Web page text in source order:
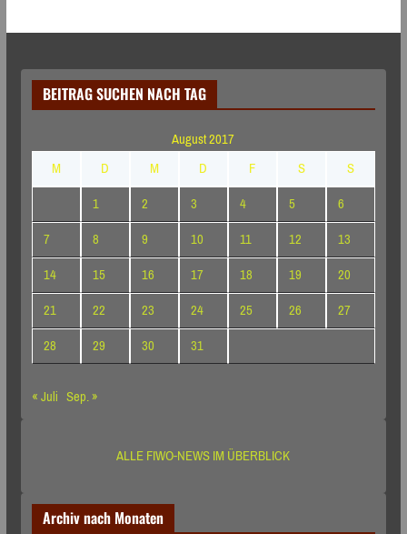
BEITRAG SUCHEN NACH TAG
August 2017
M
D M D F S
S
1
2 3 4 5
6
7
8 9 10 11 12
13
14
15 16 17 18 19
20
21
22 23 24 25 26
27
28
29 30
31
« Juli Sep. »
ALLE FIWO-NEWS IM ÜBERBLICK
Archiv nach Monaten